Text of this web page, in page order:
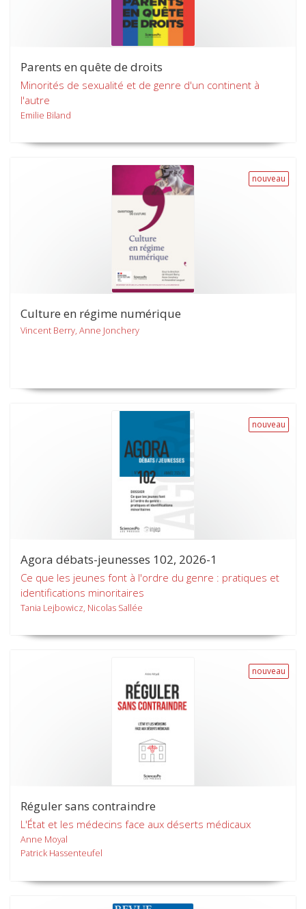
Parents en quête de droits
Minorités de sexualité et de genre d'un continent à
l'autre
Emilie Biland
nouveau
Culture en régime numérique
Vincent Berry, Anne Jonchery
nouveau
Agora débats-jeunesses 102, 2026-1
Ce que les jeunes font à l'ordre du genre : pratiques et
identifications minoritaires
Tania Lejbowicz, Nicolas Sallée
nouveau
Réguler sans contraindre
L'État et les médecins face aux déserts médicaux
Anne Moyal
Patrick Hassenteufel